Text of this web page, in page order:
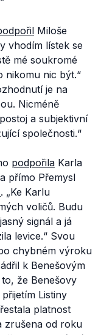
Miloše
vhodím lístek se
mé soukromé
nikomu nic být.“
je na
Nicméně
a subjektivní
společnosti.“
podpořila Karla
přímo Přemysl
. „Ke Karlu
voličů. Budu
signál a já
levice.“ Svou
chybném výroku
k Benešovým
že Benešovy
Listiny
platnost
zrušena od roku